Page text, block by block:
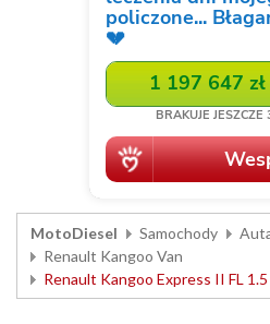
MotoDiesel Samochody
Renault Kangoo Van
Renault Kangoo Express II FL